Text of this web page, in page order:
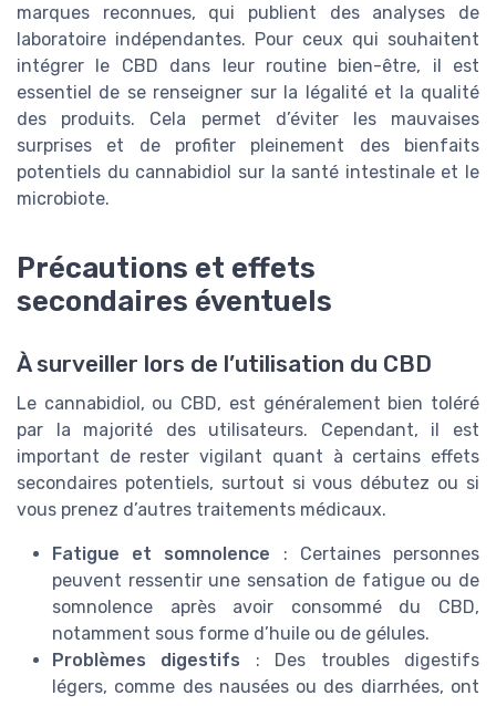
marques reconnues, qui publient des analyses de
laboratoire indépendantes. Pour ceux qui souhaitent
intégrer le CBD dans leur routine bien-être, il est
essentiel de se renseigner sur la légalité et la qualité
des produits. Cela permet d’éviter les mauvaises
surprises et de profiter pleinement des bienfaits
potentiels du cannabidiol sur la santé intestinale et le
microbiote.
Précautions et effets
secondaires éventuels
À surveiller lors de l’utilisation du CBD
Le cannabidiol, ou CBD, est généralement bien toléré
par la majorité des utilisateurs. Cependant, il est
important de rester vigilant quant à certains effets
secondaires potentiels, surtout si vous débutez ou si
vous prenez d’autres traitements médicaux.
Fatigue et somnolence : Certaines personnes
peuvent ressentir une sensation de fatigue ou de
somnolence après avoir consommé du CBD,
notamment sous forme d’huile ou de gélules.
Problèmes digestifs : Des troubles digestifs
légers, comme des nausées ou des diarrhées, ont